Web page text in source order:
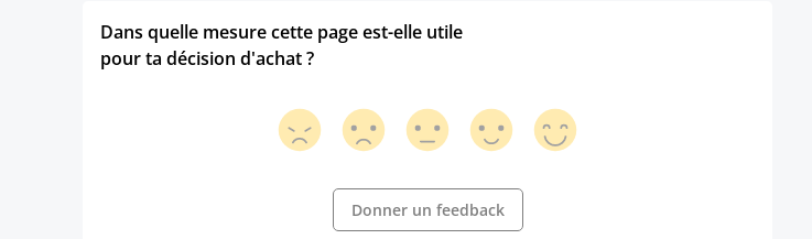
Dans quelle mesure cette page est-elle utile
pour ta décision d'achat ?
Donner un feedback